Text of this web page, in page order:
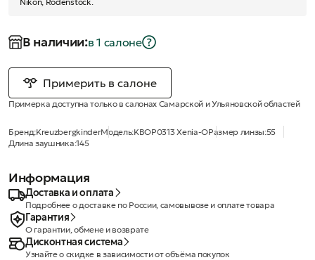
В наличии:в 1 салонe
Примерить в салоне
Примерка доступна только в салонах Самарской и Ульяновской областей
Бренд:KreuzbergkinderМодель:KBOP0313 Xenia-OРазмер линзы:55
Длина заушника:145
Информация
Доставка и оплата
Подробнее о доставке по России, самовывозе и оплате товара
Гарантия
О гарантии, обмене и возврате
Дисконтная система
Узнайте о скидке в зависимости от объёма покупок